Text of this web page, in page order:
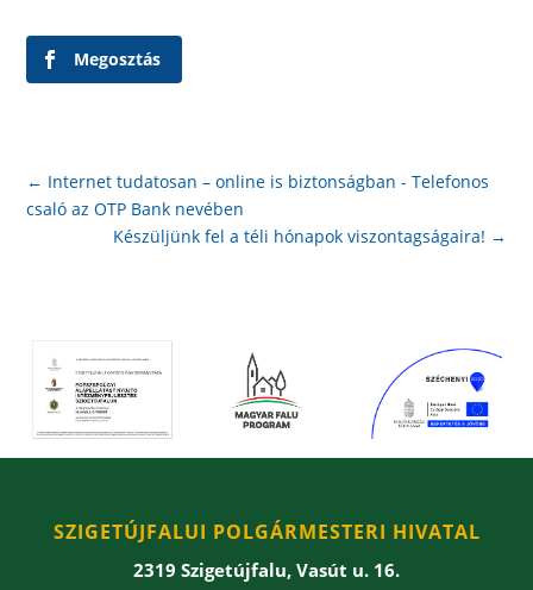
Megosztás
← Internet tudatosan – online is biztonságban - Telefonos
csaló az OTP Bank nevében
Készüljünk fel a téli hónapok viszontagságaira! →
SZIGETÚJFALUI POLGÁRMESTERI HIVATAL
2319 Szigetújfalu, Vasút u. 16.